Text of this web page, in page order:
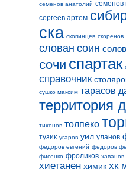
семенов анатолий семенов
сергеев артем
ска скопинцев скоренов
слован соин
сочи спартак
справочник
сушко максим тарасов
территория
тихонов толпеко
тузик угаров уил уланов
федоров евгений федоров
фисенко фроликов хаванов
хиетанен химик хк